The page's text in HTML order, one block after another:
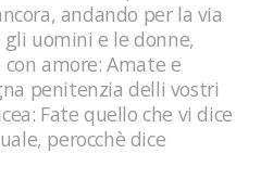
andando per la via
uomini e le donne,
amore: Amate e
penitenzia delli vostri
Fate quello che vi dice
perocchè dice